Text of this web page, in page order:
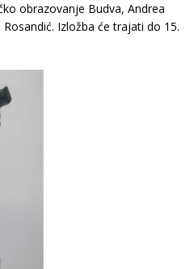
obrazovanje Budva, Andrea
Izložba će trajati do 15.